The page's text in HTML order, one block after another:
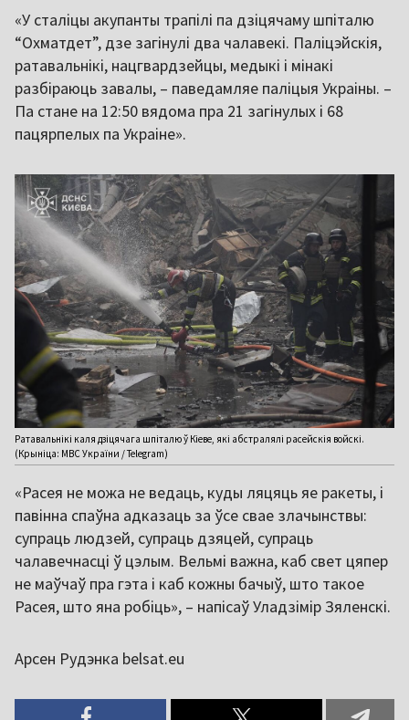
«У сталіцы акупанты трапілі па дзіцячаму шпіталю
“Охматдет”, дзе загінулі два чалавекі. Паліцэйскія,
ратавальнікі, нацгвардзейцы, медыкі і мінакі
разбіраюць завалы, – паведамляе паліцыя Украіны. –
Па стане на 12:50 вядома пра 21 загінулых і 68
пацярпелых па Украіне».
Ратавальнікі каля дзіцячага шпіталю ў Кіеве, які абстралялі расейскія войскі.
(Крыніца: МВС України / Telegram)
«Расея не можа не ведаць, куды ляцяць яе ракеты, і
павінна спаўна адказаць за ўсе свае злачынствы:
супраць людзей, супраць дзяцей, супраць
чалавечнасці ў цэлым. Вельмі важна, каб свет цяпер
не маўчаў пра гэта і каб кожны бачыў, што такое
Расея, што яна робіць», – напісаў Уладзімір Зяленскі.
Арсен Рудэнка belsat.eu